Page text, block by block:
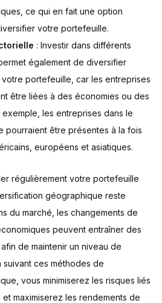
ce qui en fait une option
votre portefeuille.
: Investir dans différents
également de diversifier
portefeuille, car les entreprises
être liées à des économies ou des
les entreprises dans le
pourraient être présentes à la fois
européens et asiatiques.
régulièrement votre portefeuille
géographique reste
du marché, les changements de
peuvent entraîner des
de maintenir un niveau de
suivant ces méthodes de
vous minimiserez les risques liés
maximiserez les rendements de